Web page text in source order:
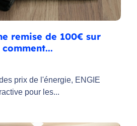
remise de 100€ sur
prix de l'énergie, ENGIE
pour les...